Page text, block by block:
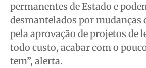
permanentes de Estado e
desmantelados por mudanças
pela aprovação de projetos de
todo custo, acabar com o
tem”, alerta.